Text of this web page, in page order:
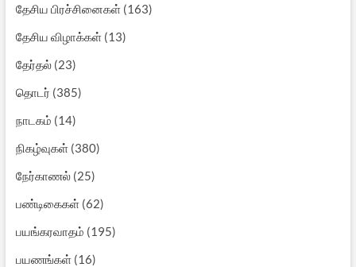
தேசிய பிரச்சினைகள்(163)
தேசிய விழாக்கள்(13)
தேர்தல்(23)
தொடர் (385)
நாடகம் (14)
நிகழ்வுகள்(380)
நேர்காணல்(25)
பண்டிகைகள்(62)
பயங்கரவாதம் (195)
பயணங்கள்(16)